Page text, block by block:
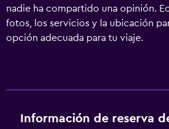
nadie ha compartido una opinión.
fotos, los servicios y la ubicación
opción adecuada para tu viaje.
Información de reserva